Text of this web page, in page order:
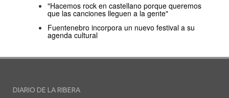
"Hacemos rock en castellano porque queremos
que las canciones lleguen a la gente"
Fuentenebro incorpora un nuevo festival a su
agenda cultural
DIARIO DE LA RIBERA